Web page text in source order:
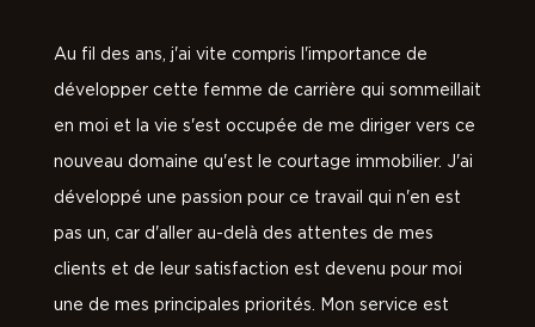
Au fil des ans, j'ai vite compris l'importance de
développer cette femme de carrière qui sommeillait
en moi et la vie s'est occupée de me diriger vers ce
nouveau domaine qu'est le courtage immobilier. J'ai
développé une passion pour ce travail qui n'en est
pas un, car d'aller au-delà des attentes de mes
clients et de leur satisfaction est devenu pour moi
une de mes principales priorités. Mon service est